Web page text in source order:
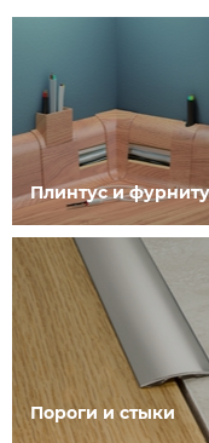
Плинтус и
Пороги и стыки